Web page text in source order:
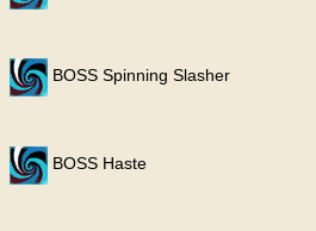
BOSS Spinning Slasher
BOSS Haste